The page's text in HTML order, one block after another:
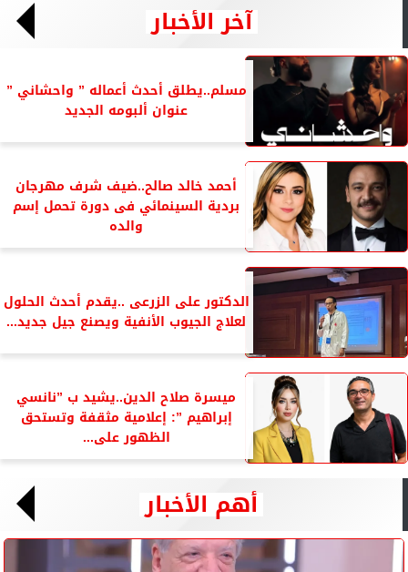
آخر الأخبار
مسلم..يطلق أحدث أعماله ” واحشاني ”
عنوان ألبومه الجديد
أحمد خالد صالح..ضيف شرف مهرجان
بردية السينمائي فى دورة تحمل إسم
والده
الدكتور على الزرعى ..يقدم أحدث الحلول
لعلاج الجيوب الأنفية ويصنع جيل جديد...
ميسرة صلاح الدين..يشيد ب ”نانسي
إبراهيم ”: إعلامية مثقفة وتستحق
الظهور على...
أهم الأخبار